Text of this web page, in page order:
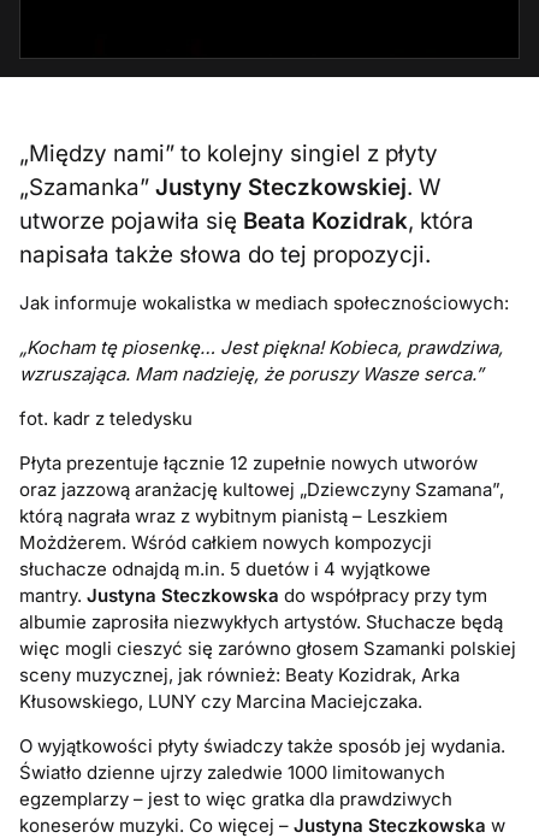
„Między nami” to kolejny singiel z płyty
„Szamanka”Justyny Steczkowskiej. W
utworze pojawiła się Beata Kozidrak, która
napisała także słowa do tej propozycji.
Jak informuje wokalistka w mediach społecznościowych:
„Kocham tę piosenkę… Jest piękna! Kobieca, prawdziwa,
wzruszająca. Mam nadzieję, że poruszy Wasze serca.”
fot. kadr z teledysku
Płyta prezentuje łącznie 12 zupełnie nowych utworów
oraz jazzową aranżację kultowej „Dziewczyny Szamana”,
którą nagrała wraz z wybitnym pianistą – Leszkiem
Możdżerem. Wśród całkiem nowych kompozycji
słuchacze odnajdą m.in. 5 duetów i 4 wyjątkowe
mantry. Justyna Steczkowska do współpracy przy tym
albumie zaprosiła niezwykłych artystów. Słuchacze będą
więc mogli cieszyć się zarówno głosem Szamanki polskiej
sceny muzycznej, jak również: Beaty Kozidrak, Arka
Kłusowskiego, LUNY czy Marcina Maciejczaka.
O wyjątkowości płyty świadczy także sposób jej wydania.
Światło dzienne ujrzy zaledwie 1000 limitowanych
egzemplarzy – jest to więc gratka dla prawdziwych
koneserów muzyki. Co więcej – Justyna Steczkowska w